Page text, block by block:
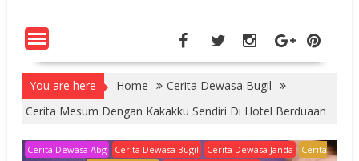
You are here Home
Cerita Dewasa Bugil
Cerita Mesum Dengan Kakakku Sendiri Di Hotel Berduaan
Cerita Dewasa Abg Cerita Dewasa Bugil Cerita Dewasa Janda
Cerita